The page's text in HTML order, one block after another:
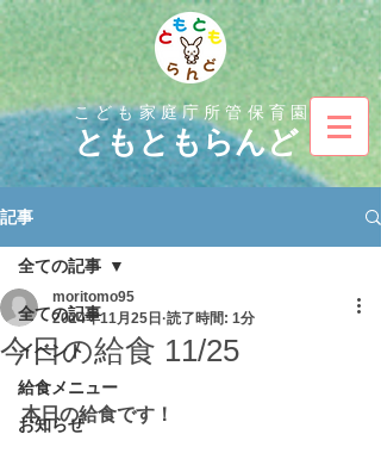
こども家庭庁所管保育園
ともともらんど
記事
全ての記事
イベント
給食メニュー
お知らせ
全ての記事
今日の給食 11/25
moritomo95
2024年11月25日 読了時間: 1分
本日の給食です！